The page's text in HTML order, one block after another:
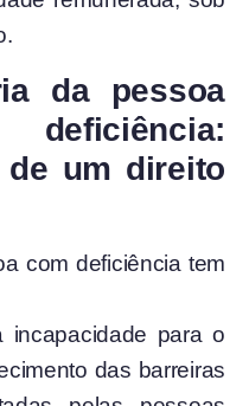
da pessoa
de um direito
com deficiência tem
incapacidade para o
das barreiras